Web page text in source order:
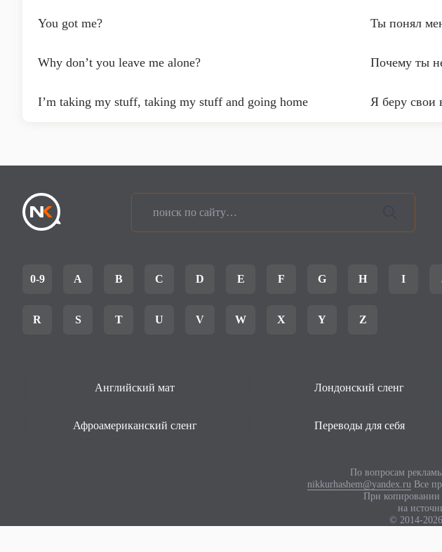
You got me? Ты понял
Why don’t you leave me alone? Почему ты
I’m taking my stuff, taking my stuff and going home Я беру свои
0-9 A B C D E F G H I
R S T U V W X Y Z
Английский мат Лондонский сленг
Афроамериканский сленг Переводы для себя
По вопросам
nikkurhashem@yandex.ruВсе
При копировании
на
© 2014-